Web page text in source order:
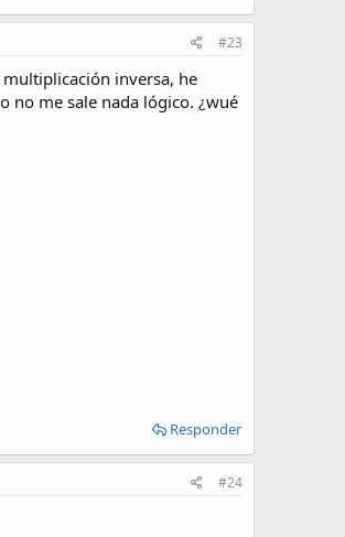
#23
inversa, he
no me sale nada lógico. ¿wué
Responder
#24